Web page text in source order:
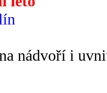
nádvoří i